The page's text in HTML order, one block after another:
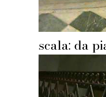
scala: da